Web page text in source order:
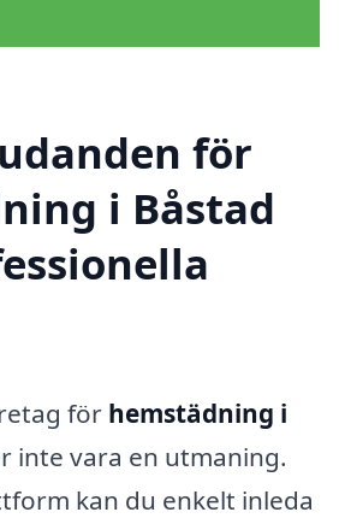
för
i Båstad
för hemstädning i
inte vara en utmaning.
kan du enkelt inleda